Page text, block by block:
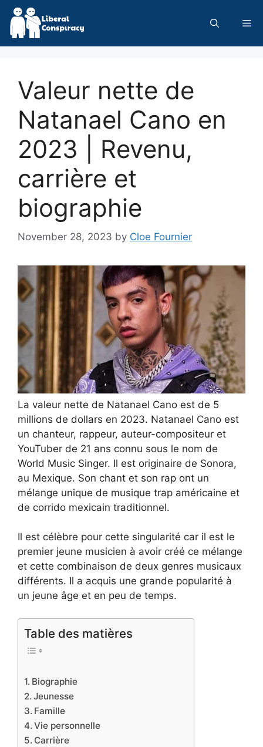
Skip
content
Valeur nette de
Natanael Cano en
2023 | Revenu,
carrière et
biographie
November 28, 2023 by Cloe Fournier
La valeur nette de Natanael Cano est de 5
millions de dollars en 2023. Natanael Cano est
un chanteur, rappeur, auteur-compositeur et
YouTuber de 21 ans connu sous le nom de
World Music Singer. Il est originaire de Sonora,
au Mexique. Son chant et son rap ont un
mélange unique de musique trap américaine et
de corrido mexicain traditionnel.
Il est célèbre pour cette singularité car il est le
premier jeune musicien à avoir créé ce mélange
et cette combinaison de deux genres musicaux
différents. Il a acquis une grande popularité à
un jeune âge et en peu de temps.
Table des matières
Biographie
Jeunesse
Famille
Vie personnelle
Carrière